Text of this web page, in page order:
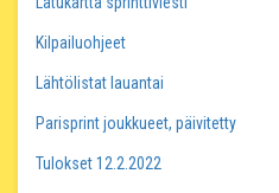
Kilpailuohjeet
Lähtölistat lauantai
Parisprint joukkueet, päivitetty
Tulokset 12.2.2022